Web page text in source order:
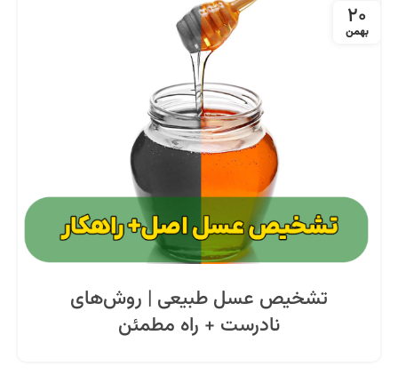
20
بهمن
تشخیص عسل طبیعی | روش‌های
نادرست + راه مطمئن